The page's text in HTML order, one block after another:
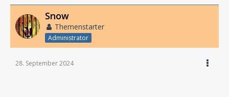
Snow
Themenstarter
Administrator
28. September 2024